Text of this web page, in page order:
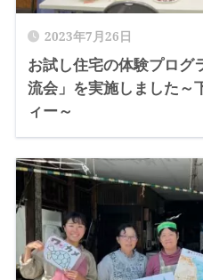
2023年7月26日
お試し住宅の体験プログ
流会」を実施しました～
ィー～